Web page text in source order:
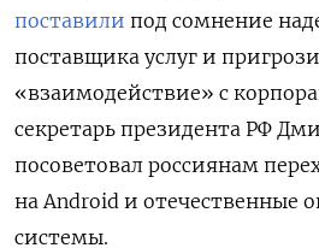
поставили под сомнение
поставщика услуг и
«взаимодействие» с
секретарь президента РФ
посоветовал россиянам
на Android и отечественные
системы.